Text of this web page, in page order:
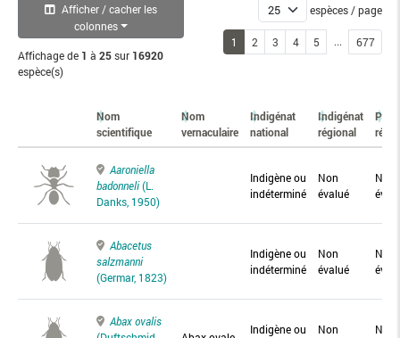
Afficher / cacher les
colonnes
Affichage de 1 à 25sur 16920
espèce(s)
espèces / page
1 2 3 4 5 ... 677
Nom
scientifique
Nom
vernaculaire
Indigénat
national
Indigénat
régional
Aaroniella
badonneli(L.
Danks, 1950)
Indigène ou
indéterminé
Non
évalué
Non
Abacetus
salzmanni
(Germar, 1823)
Indigène ou
indéterminé
Non
évalué
Non
Abax ovalis
Indigène ou
Non
Non